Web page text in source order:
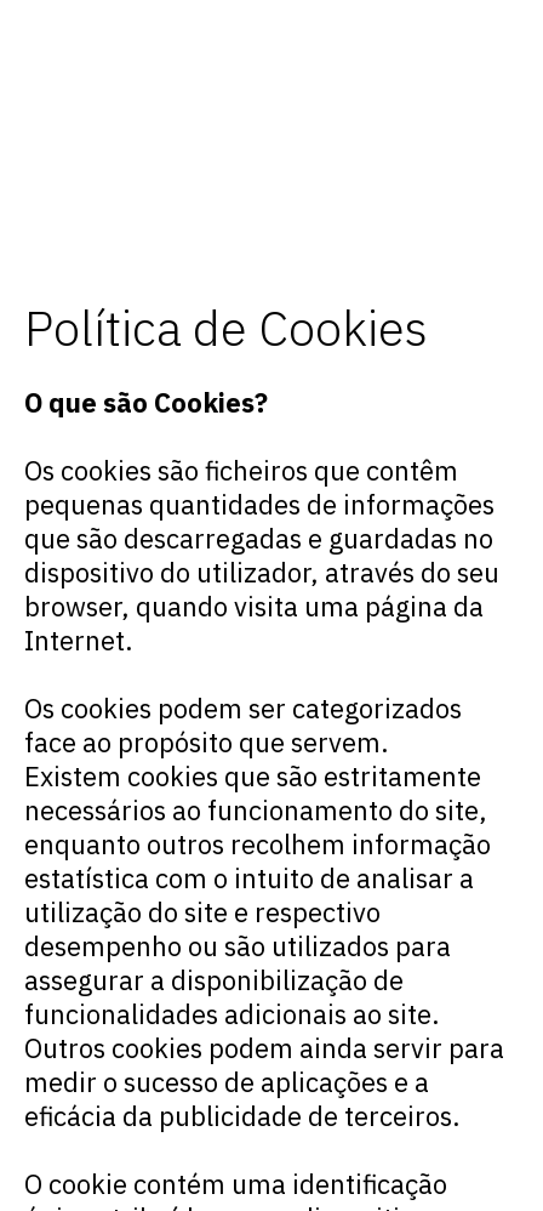
Geotest
Política de Cookies
O que são Cookies?
Os cookies são ficheiros que contêm
pequenas quantidades de informações
que são descarregadas e guardadas no
dispositivo do utilizador, através do seu
browser, quando visita uma página da
Internet.
Os cookies podem ser categorizados
face ao propósito que servem.
Existem cookies que são estritamente
necessários ao funcionamento do site,
enquanto outros recolhem informação
estatística com o intuito de analisar a
utilização do site e respectivo
desempenho ou são utilizados para
assegurar a disponibilização de
funcionalidades adicionais ao site.
Outros cookies podem ainda servir para
medir o sucesso de aplicações e a
eficácia da publicidade de terceiros.
O cookie contém uma identificação